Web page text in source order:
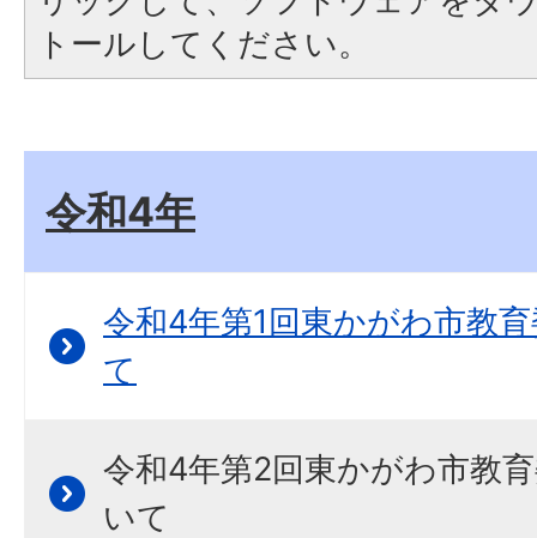
トールしてください。
令和4年
令和4年第1回東かがわ市教
て
令和4年第2回東かがわ市教
いて